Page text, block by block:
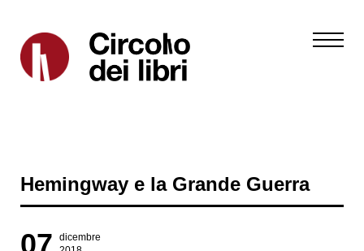
Hemingway e la Grande Guerra
07
dicembre